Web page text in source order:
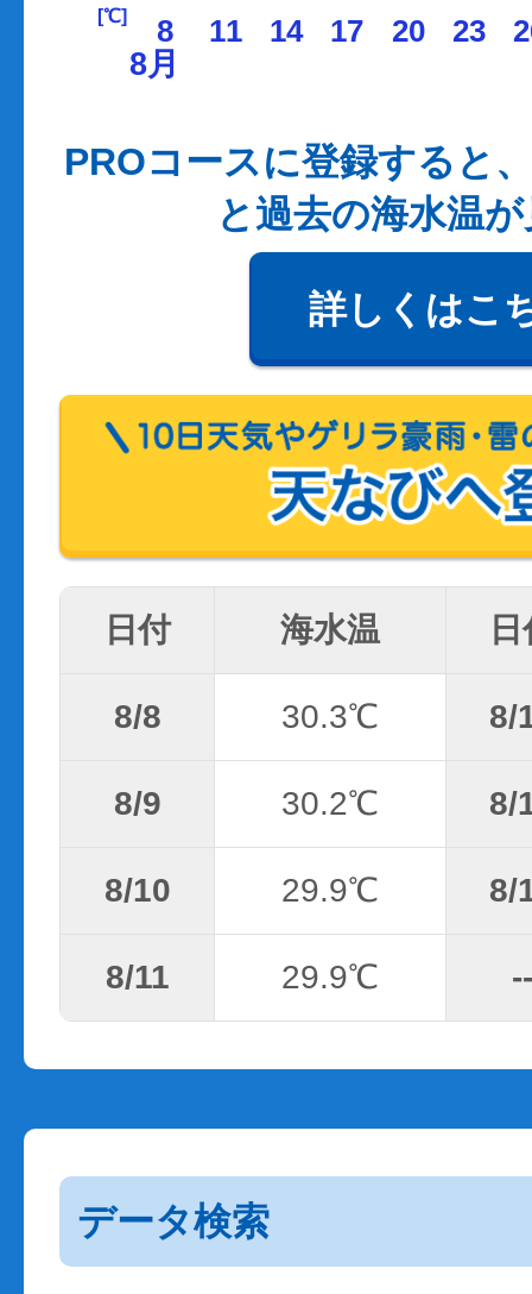
8 11 14 17 20 23
[℃]
8月
PROコースに登録すると
と過去の海水温
詳しくはこ
日付 海水温
8/8 30.3℃ 8/
8/9 30.2℃ 8/
8/10 29.9℃ 8/
8/11 29.9℃ --
データ検索